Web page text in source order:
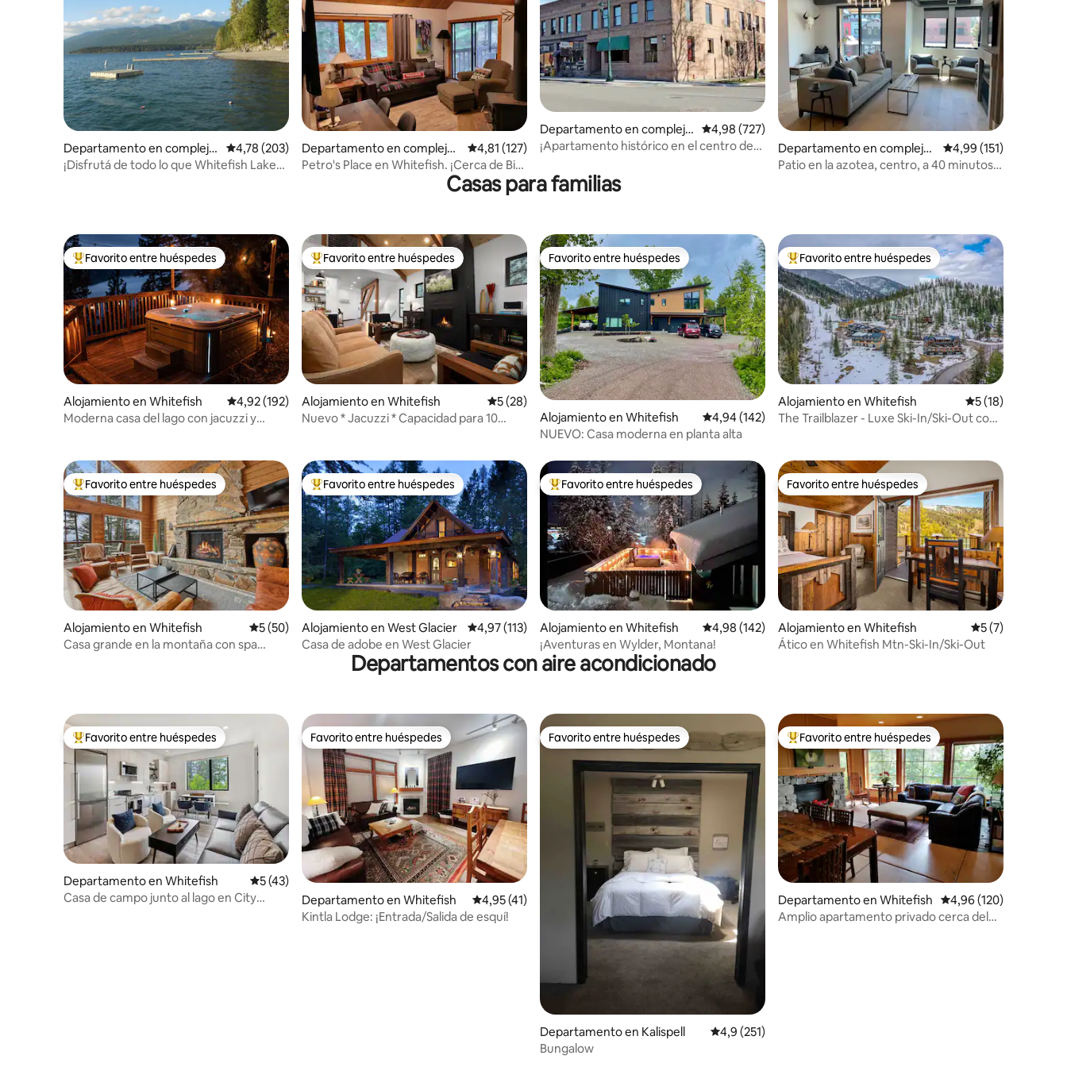
Departamento en complejo
residencial en Whitefish
Calificación promedio: 4,78 de 5. 203 evaluaciones
4,78 (203)
¡Disfrutá de todo lo que Whitefish Lake
Departamento en complejo r
esidencial en Whitefish
Calificación promedio: 4,81 de 5. 127 evaluaciones
4,81 (127)
Petro's Place en Whitefish. ¡Cerca de Big
Departamento en complejo
residencial en Whitefish
Calificación promedio: 4,98 de 5. 727 evaluaciones
4,98 (727)
¡Apartamento histórico en el centro de
Departamento en complejo
residencial en Whitefish
Calificación promedio:
4,99 (151)
Patio en la azotea, centro, a 40 minutos
Casas para familias
Favorito entre los huéspedes más destacados
Favorito entre huéspedes
Alojamiento en Whitefish Calificación promedio: 4,92 de 5. 192 evaluaciones
4,92 (192)
Moderna casa del lago con jacuzzi y
Favorito entre los huéspedes más destacados
Favorito entre huéspedes
Alojamiento en Whitefish Calificación promedio: 5 de 5. 28 evaluaciones
5 (28)
Nuevo * Jacuzzi * Capacidad para 10
Favorito entre huéspedes
Favorito entre huéspedes
Alojamiento en Whitefish Calificación promedio: 4,94 de 5. 142 evaluaciones
4,94 (142)
NUEVO: Casa moderna en planta alta
Favorito entre los huéspedes más destacados
Favorito entre huéspedes
Alojamiento en Whitefish Calificación
5 (18)
The Trailblazer - Luxe Ski-In/Ski-Out con
Favorito entre los huéspedes más destacados
Favorito entre huéspedes
Alojamiento en Whitefish Calificación promedio: 5 de 5. 50 evaluaciones
5 (50)
Casa grande en la montaña con spa
Favorito entre los huéspedes más destacados
Favorito entre huéspedes
Alojamiento en West Glacier Calificación promedio: 4,97 de 5. 113 evaluaciones
4,97 (113)
Casa de adobe en West Glacier
Favorito entre los huéspedes más destacados
Favorito entre huéspedes
Alojamiento en Whitefish Calificación promedio: 4,98 de 5. 142 evaluaciones
4,98 (142)
¡Aventuras en Wylder, Montana!
Favorito entre huéspedes
Favorito entre huéspedes
Alojamiento en Whitefish Calificación
5 (7)
Ático en Whitefish Mtn-Ski-In/Ski-Out
Departamentos con aire acondicionado
Favorito entre los huéspedes más destacados
Favorito entre huéspedes
Departamento en Whitefish Calificación promedio: 5 de 5. 43 evaluaciones
5 (43)
Casa de campo junto al lago en City
Favorito entre huéspedes
Favorito entre huéspedes
Departamento en Whitefish Calificación promedio: 4,95 de 5. 41 evaluaciones
4,95 (41)
Kintla Lodge: ¡Entrada/Salida de esquí!
Favorito entre huéspedes
Favorito entre huéspedes
Departamento en Kalispell Calificación promedio: 4,9 de 5. 251 evaluaciones
4,9 (251)
Bungalow
Favorito entre los huéspedes más destacados
Favorito entre huéspedes
Departamento en Whitefish Calificación promedio:
4,96 (120)
Amplio apartamento privado cerca del